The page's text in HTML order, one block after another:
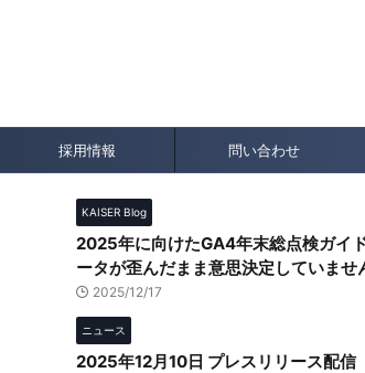
採用情報 問い合わせ
KAISER Blog
2025年に向けたGA4年末総点検ガイ
ータが歪んだまま意思決定していませ
2025/12/17
ニュース
2025年12月10日 プレスリリース配信